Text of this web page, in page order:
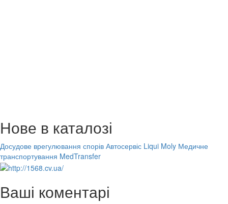
Нове в каталозі
Досудове врегулювання спорів Автосервіс Liqui Moly Медичне
транспортування MedTransfer
Ваші коментарі